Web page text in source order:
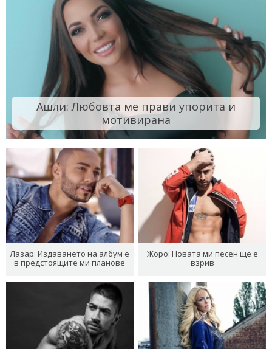
Ашли: Любовта ме прави упорита и
мотивирана
Лазар: Издаването на албум е
в предстоящите ми планове
Жоро: Новата ми песен ще е
взрив